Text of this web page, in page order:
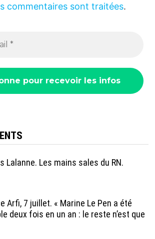
commentaires sont traitées.
Lalanne. Les mains sales du RN.
Arfi, 7 juillet. « Marine Le Pen a été
deux fois en un an : le reste n’est que